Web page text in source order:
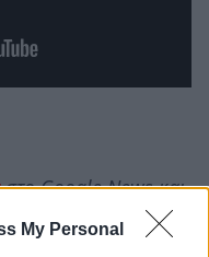
My Personal
στο Google News και